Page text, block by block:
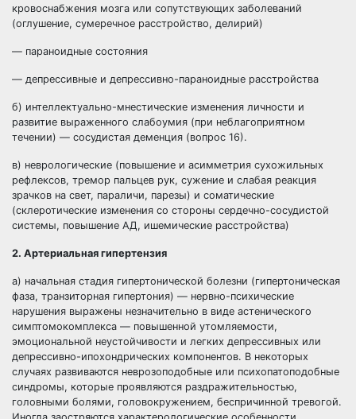
кровоснабжения мозга или сопутствующих заболеваний
(оглушение, сумеречное расстройство, делирий)
— параноидные состояния
— депрессивные и депрессивно-параноидные расстройства
б) интеллектуально-мнестические изменения личности и
развитие выраженного слабоумия (при неблагоприятном
течении) — сосудистая деменция (вопрос 16).
в) неврологические (повышение и асимметрия сухожильных
рефлексов, тремор пальцев рук, сужение и слабая реакция
зрачков на свет, параличи, парезы) и соматические
(склеротические изменения со стороны сердечно-сосудистой
системы, повышение АД, ишемические расстройства)
2. Артериальная гипертензия
а) начальная стадия гипертонической болезни (гипертоническая
фаза, транзиторная гипертония) — нервно-психические
нарушения выражены незначительно в виде астенического
симптомокомплекса — повышенной утомляемости,
эмоциональной неустойчивости и легких депрессивных или
депрессивно-ипохондрических компонентов. В некоторых
случаях развиваются неврозоподобные или психопатоподобные
синдромы, которые проявляются раздражительностью,
головными болями, головокружением, беспричинной тревогой.